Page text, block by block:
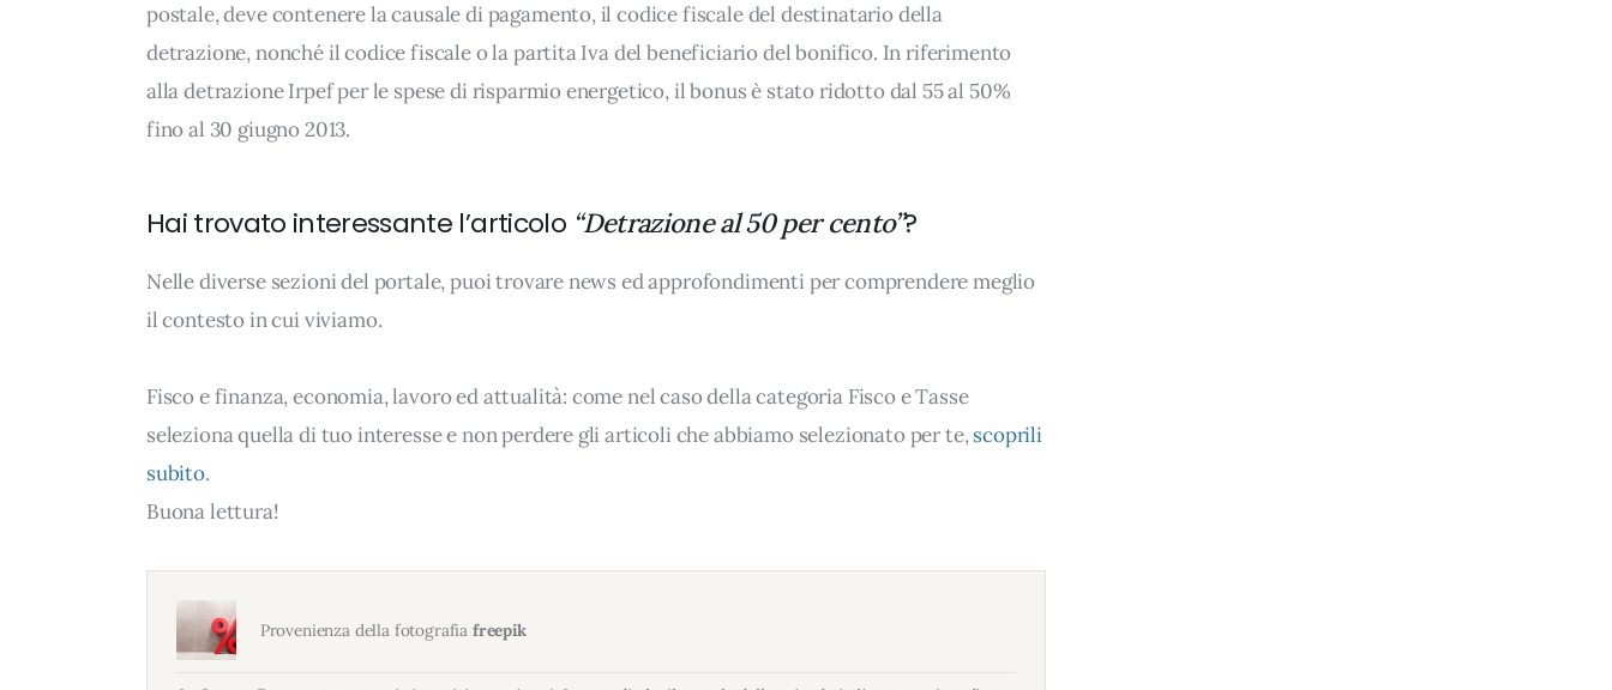
postale, deve contenere la causale di pagamento, il codice fiscale del destinatario della
detrazione, nonché il codice fiscale o la partita Iva del beneficiario del bonifico. In riferimento
alla detrazione Irpef per le spese di risparmio energetico, il bonus è stato ridotto dal 55 al 50%
fino al 30 giugno 2013.
Hai trovato interessante l’articolo “Detrazione al 50 per cento”?
Nelle diverse sezioni del portale, puoi trovare news ed approfondimenti per comprendere meglio
il contesto in cui viviamo.
Fisco e finanza, economia, lavoro ed attualità: come nel caso della categoria Fisco e Tasse
seleziona quella di tuo interesse e non perdere gli articoli che abbiamo selezionato per te,scoprili
subito.
Buona lettura!
Provenienza della fotografia freepik